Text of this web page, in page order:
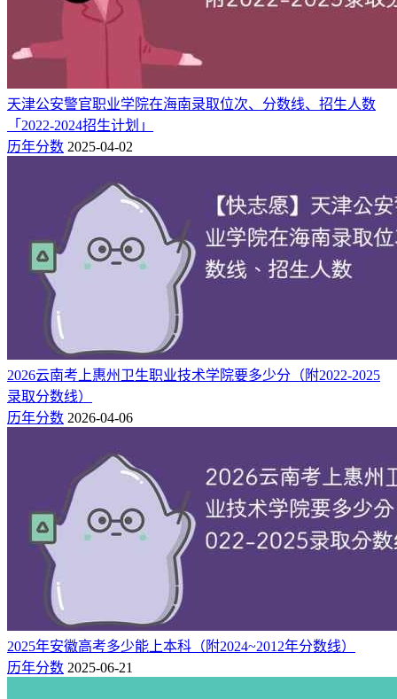
2、在黑龙江2025年专科批投档最低分：物理类241分，历史类
234分。
3、在广东2025年专科批投档最低分：物理类251分，历史类
381分。
4、在甘肃2025年专科批投档最低分：物理类180分，历史类
5、在山东2025年二段投档最低分：265分。
附：2025-2024泉州纺织服装职业学院录取分数线一
览表（对比分差）
新高考网（快志愿）汇总的2025年泉州纺织服装职业学
院在全国各省份的专科批最低录取分数线一览表，并附上2024
年最低投档线，方便2026届考生和家长横向对比、科学定位。
省份 科目
广东
物理类 251
物理类 241
5
历史类
13
甘肃
物理类 180 160
20
历史类
160 160 -
234
历史类
234
湖北
物理类 248
历史类 216 210
6
内蒙古 历史类 364
天津公安警官职业学院在海南录取位次、分数线、招生人数
「2022-2024招生计划」
历年分数 2025-04-02
2026云南考上惠州卫生职业技术学院要多少分（附2022-2025
录取分数线）
历年分数 2026-04-06
2025年安徽高考多少能上本科（附2024~2012年分数线）
历年分数 2025-06-21